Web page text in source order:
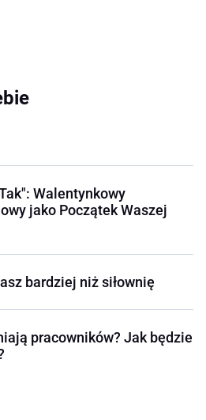
Walentynkowy
jako Początek Waszej
bardziej niż siłownię
pracowników? Jak będzie